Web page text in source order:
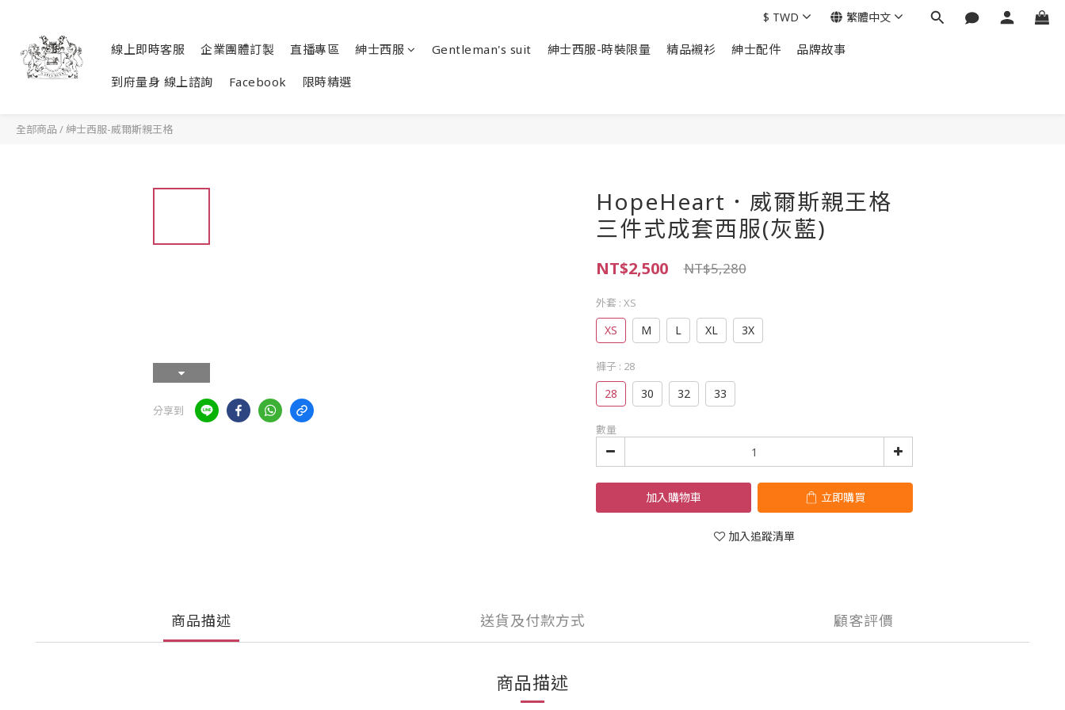
線上即時客服 企業團體訂製 直播專區 紳士西服 Gentleman's suit 紳士西服-時裝限量 精品襯衫 紳士配件 品牌故事
到府量身 線上諮詢 Facebook 限時精選
$ TWD 繁體中文
全部商品 / 紳士西服-威爾斯親王格
分享到
HopeHeart．威爾斯親王格
三件式成套西服(灰藍)
NT$2,500 NT$5,280
外套 : XS
XS M L XL 3X
褲子 : 28
28 30 32 33
數量
加入購物車 立即購買
加入追蹤清單
商品描述 送貨及付款方式 顧客評價
商品描述